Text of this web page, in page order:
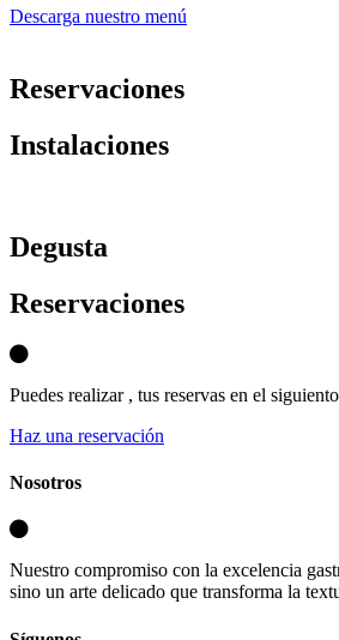
Descarga nuestro menú
Reservaciones
Instalaciones
Degusta
Reservaciones
Puedes realizar , tus reservas en el
Haz una reservación
Nosotros
Nuestro compromiso con la excelencia
sino un arte delicado que transforma la